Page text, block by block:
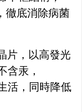
徹底消除病菌
片，以高發光
含汞，
活，同時降低